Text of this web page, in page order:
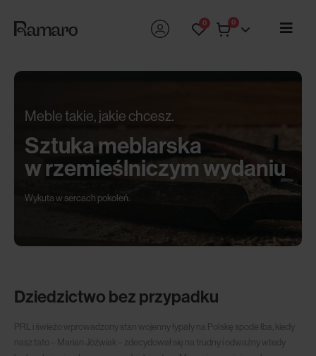
0 0
Meble takie, jakie chcesz.
Sztuka meblarska
w rzemieślniczym wydaniu
Wykuta w sercach pokoleń.
Dziedzictwo bez przypadku
PRL i świeżo wprowadzony stan wojenny łypały na Polskę spode łba, kiedy
nasz tato – Marian Jóźwiak – zdecydował się na trudny i odważny wtedy